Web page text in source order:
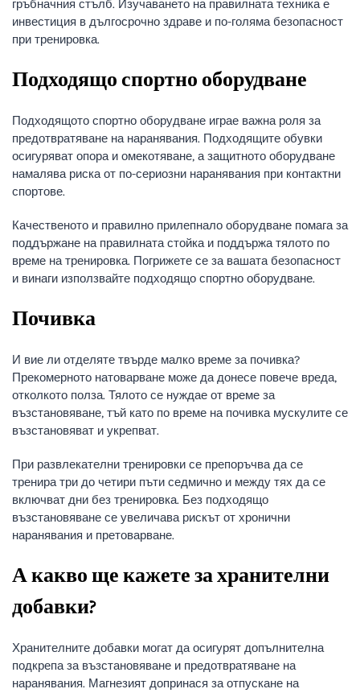
гръбначния стълб. Изучаването на правилната техника е
инвестиция в дългосрочно здраве и по-голяма безопасност
при тренировка.
Подходящо спортно оборудване
Подходящото спортно оборудване играе важна роля за
предотвратяване на наранявания. Подходящите обувки
осигуряват опора и омекотяване, а защитното оборудване
намалява риска от по-сериозни наранявания при контактни
спортове.
Качественото и правилно прилепнало оборудване помага за
поддържане на правилната стойка и поддържа тялото по
време на тренировка. Погрижете се за вашата безопасност
и винаги използвайте подходящо спортно оборудване.
Почивка
И вие ли отделяте твърде малко време за почивка?
Прекомерното натоварване може да донесе повече вреда,
отколкото полза. Тялото се нуждае от време за
възстановяване, тъй като по време на почивка мускулите се
възстановяват и укрепват.
При развлекателни тренировки се препоръчва да се
тренира три до четири пъти седмично и между тях да се
включват дни без тренировка. Без подходящо
възстановяване се увеличава рискът от хронични
наранявания и претоварване.
А какво ще кажете за хранителни
добавки?
Хранителните добавки могат да осигурят допълнителна
подкрепа за възстановяване и предотвратяване на
наранявания. Магнезият допринася за отпускане на